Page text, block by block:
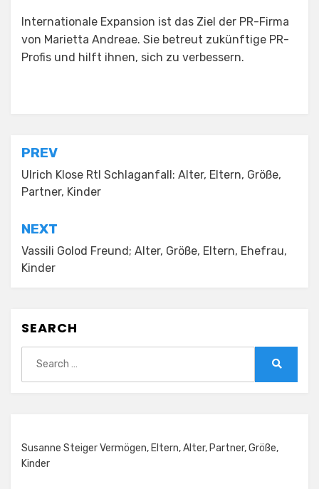
Internationale Expansion ist das Ziel der PR-Firma
von Marietta Andreae. Sie betreut zukünftige PR-
Profis und hilft ihnen, sich zu verbessern.
Post
navigation
PREV
Ulrich Klose Rtl Schlaganfall: Alter, Eltern, Größe,
Partner, Kinder
NEXT
Vassili Golod Freund; Alter, Größe, Eltern, Ehefrau,
Kinder
SEARCH
for:
Susanne Steiger Vermögen, Eltern, Alter, Partner, Größe,
Kinder